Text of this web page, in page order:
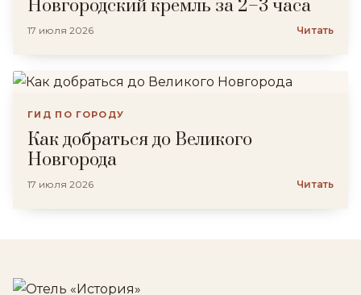
Новгородский кремль за 2–3 часа
17 июля 2026 Читать
ГИД ПО ГОРОДУ
Как добраться до Великого
Новгорода
17 июля 2026 Читать